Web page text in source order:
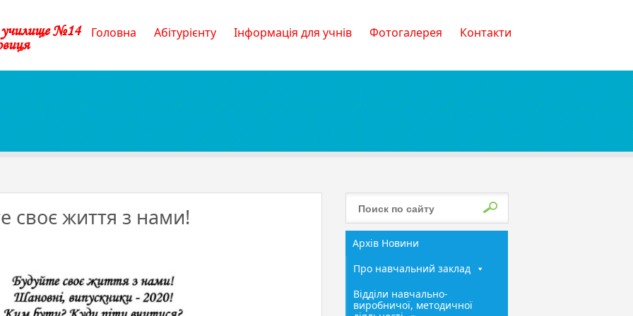
училище №14 Головна Абітурієнту Інформація для учнів Фотогалерея Контакти
своє життя з нами!
Архів Новини
Про навчальний заклад
Відділи навчально-
виробничої, методичної